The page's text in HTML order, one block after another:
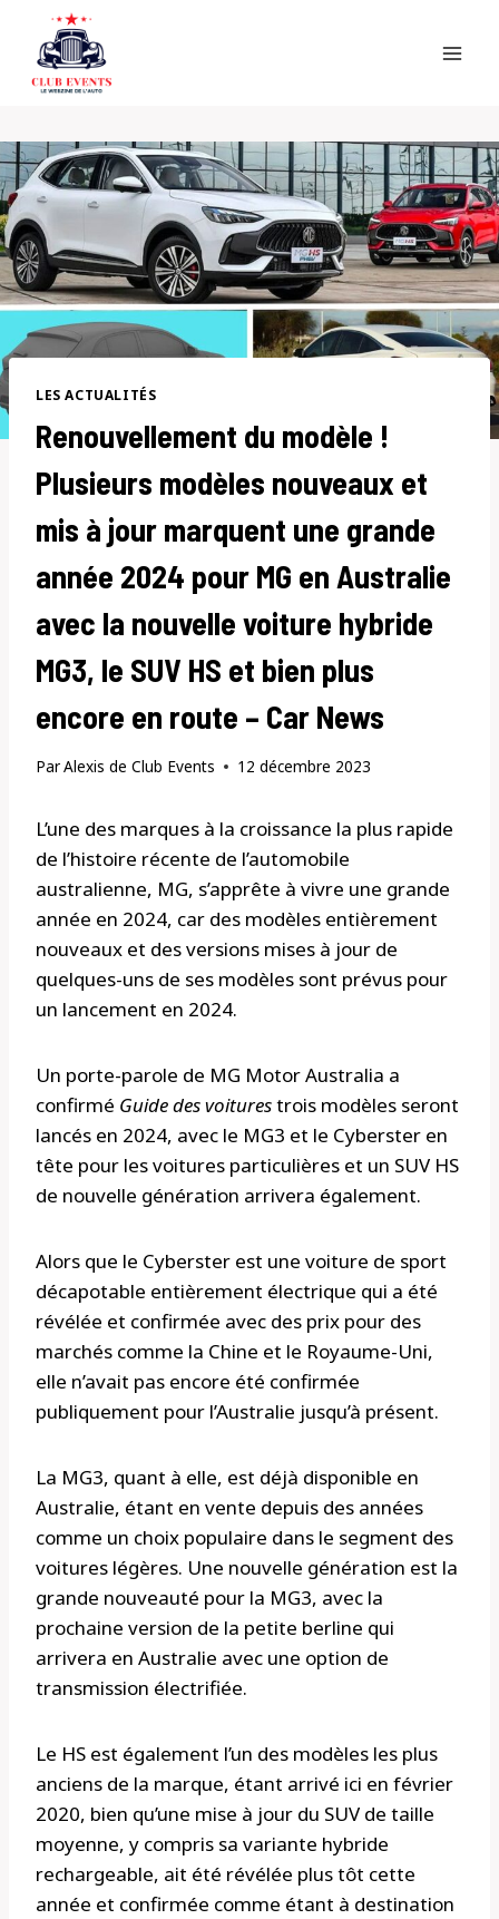
content
LES ACTUALITÉS
Renouvellement du modèle !
Plusieurs modèles nouveaux et
mis à jour marquent une grande
année 2024 pour MG en Australie
avec la nouvelle voiture hybride
MG3, le SUV HS et bien plus
encore en route – Car News
ParAlexis de Club Events 12 décembre 2023
L’une des marques à la croissance la plus rapide
de l’histoire récente de l’automobile
australienne, MG, s’apprête à vivre une grande
année en 2024, car des modèles entièrement
nouveaux et des versions mises à jour de
quelques-uns de ses modèles sont prévus pour
un lancement en 2024.
Un porte-parole de MG Motor Australia a
confirmé Guide des voiturestrois modèles seront
lancés en 2024, avec le MG3 et le Cyberster en
tête pour les voitures particulières et un SUV HS
de nouvelle génération arrivera également.
Alors que le Cyberster est une voiture de sport
décapotable entièrement électrique qui a été
révélée et confirmée avec des prix pour des
marchés comme la Chine et le Royaume-Uni,
elle n’avait pas encore été confirmée
publiquement pour l’Australie jusqu’à présent.
La MG3, quant à elle, est déjà disponible en
Australie, étant en vente depuis des années
comme un choix populaire dans le segment des
voitures légères. Une nouvelle génération est la
grande nouveauté pour la MG3, avec la
prochaine version de la petite berline qui
arrivera en Australie avec une option de
transmission électrifiée.
Le HS est également l’un des modèles les plus
anciens de la marque, étant arrivé ici en février
2020, bien qu’une mise à jour du SUV de taille
moyenne, y compris sa variante hybride
rechargeable, ait été révélée plus tôt cette
année et confirmée comme étant à destination